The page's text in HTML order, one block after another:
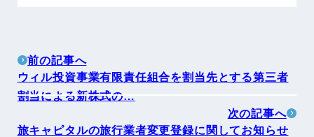
前の記事へ
ウィル投資事業有限責任組合を割当先とする第三者
割当による新株式の…
次の記事へ
旅キャピタルの旅行業者変更登録に関してお知らせ